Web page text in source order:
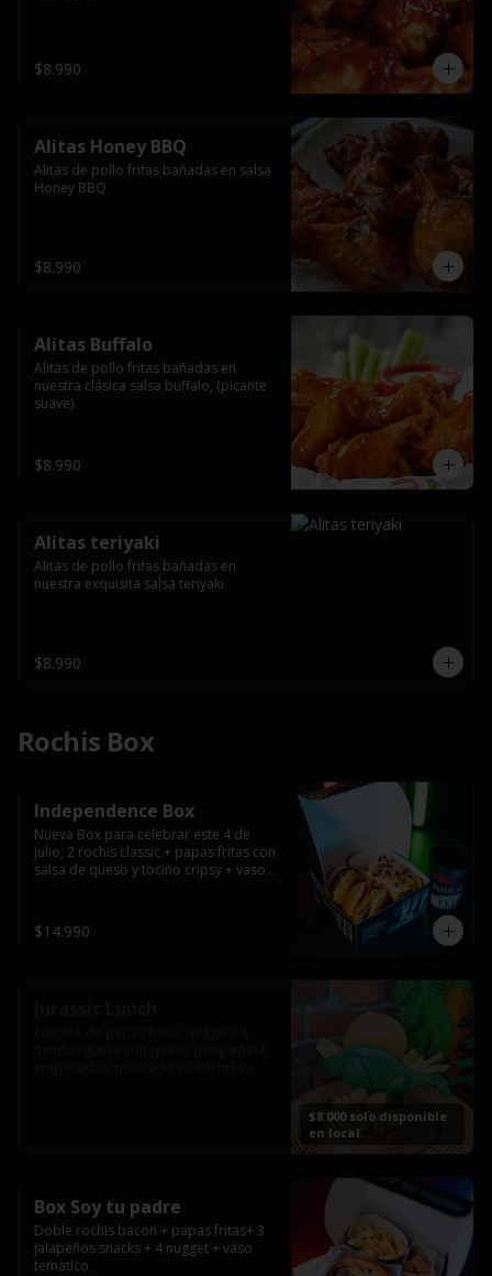
$8.990
Alitas Honey BBQ
Alitas de pollo fritas bañadas en salsa
Honey BBQ
$8.990
Alitas Buffalo
Alitas de pollo fritas bañadas en
nuestra clásica salsa buffalo, (picante
suave).
$8.990
Alitas teriyaki
Alitas de pollo fritas bañadas en
nuestra exquisita salsa teriyaki
$8.990
Rochis Box
Independence Box
Nueva Box para celebrar este 4 de
julio; 2 rochis classic + papas fritas con
salsa de queso y tocino cripsy + vaso
$14.990
$8.000 solo disponible
en local
Box Soy tu padre
Doble rochis bacon + papas fritas+ 3
jalapeños snacks + 4 nugget + vaso
tematico.